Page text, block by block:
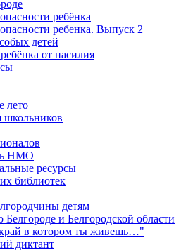
ребёнка
ребенка. Выпуск 2
детей
от насилия
лето
школьников
НМО
ресурсы
библиотек
детям
Белгороде и Белгородской области
край в котором ты живешь…"
диктант